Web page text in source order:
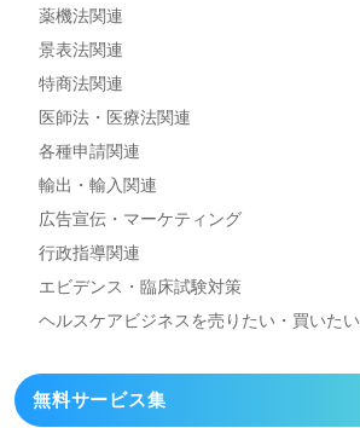
薬機法関連
景表法関連
特商法関連
医師法・医療法関連
各種申請関連
輸出・輸入関連
広告宣伝・マーケティング
行政指導関連
エビデンス・臨床試験対策
ヘルスケアビジネスを売りたい・買いたい
無料サービス集